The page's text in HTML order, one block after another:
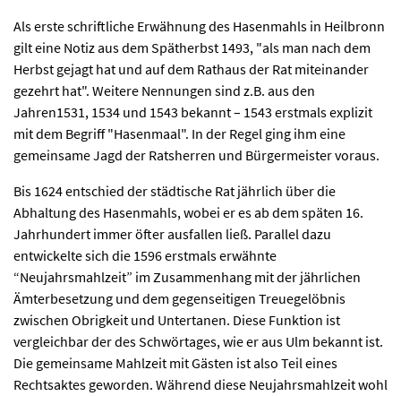
Als erste schriftliche Erwähnung des Hasenmahls in Heilbronn
gilt eine Notiz aus dem Spätherbst 1493, "als man nach dem
Herbst gejagt hat und auf dem Rathaus der Rat miteinander
gezehrt hat". Weitere Nennungen sind z.B. aus den
Jahren1531, 1534 und 1543 bekannt – 1543 erstmals explizit
mit dem Begriff "Hasenmaal". In der Regel ging ihm eine
gemeinsame Jagd der Ratsherren und Bürgermeister voraus.
Bis 1624 entschied der städtische Rat jährlich über die
Abhaltung des Hasenmahls, wobei er es ab dem späten 16.
Jahrhundert immer öfter ausfallen ließ. Parallel dazu
entwickelte sich die 1596 erstmals erwähnte
“Neujahrsmahlzeit” im Zusammenhang mit der jährlichen
Ämterbesetzung und dem gegenseitigen Treuegelöbnis
zwischen Obrigkeit und Untertanen. Diese Funktion ist
vergleichbar der des Schwörtages, wie er aus Ulm bekannt ist.
Die gemeinsame Mahlzeit mit Gästen ist also Teil eines
Rechtsaktes geworden. Während diese Neujahrsmahlzeit wohl